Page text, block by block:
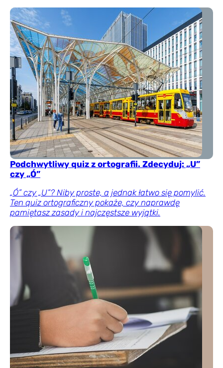
Podchwytliwy quiz z ortografii. Zdecyduj: „U”
czy „Ó”
„Ó” czy „U”? Niby proste, a jednak łatwo się pomylić.
Ten quiz ortograficzny pokaże, czy naprawdę
pamiętasz zasady i najczęstsze wyjątki.